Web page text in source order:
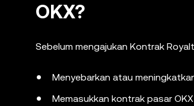
OKX?
Sebelum mengajukan Kontrak
Menyebarkan atau
Memasukkan kontrak pasar